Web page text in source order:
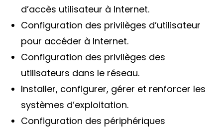
d’accès utilisateur à Internet.
Configuration des privilèges d’utilisateur
pour accéder à Internet.
Configuration des privilèges des
utilisateurs dans le réseau.
Installer, configurer, gérer et renforcer les
systèmes d’exploitation.
Configuration des périphériques